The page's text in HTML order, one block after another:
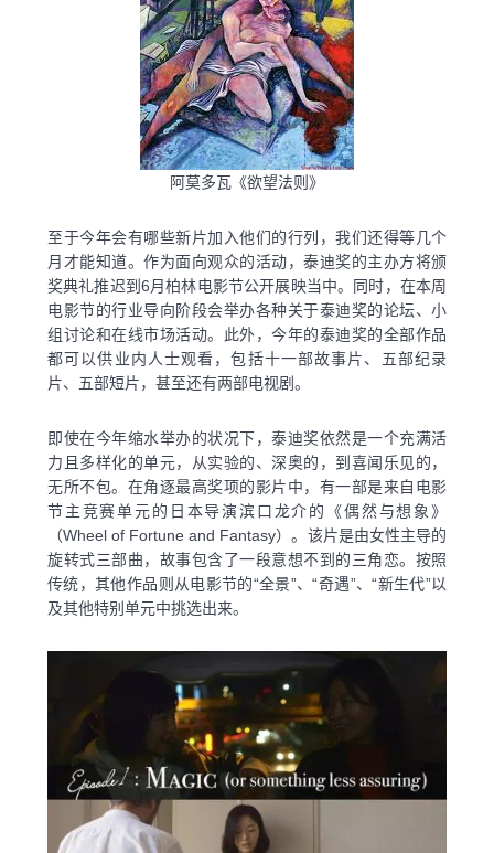
阿莫多瓦《欲望法则》
至于今年会有哪些新片加入他们的行列，我们还得等几个
月才能知道。作为面向观众的活动，泰迪奖的主办方将颁
奖典礼推迟到6月柏林电影节公开展映当中。同时，在本周
电影节的行业导向阶段会举办各种关于泰迪奖的论坛、小
组讨论和在线市场活动。此外，今年的泰迪奖的全部作品
都可以供业内人士观看，包括十一部故事片、五部纪录
片、五部短片，甚至还有两部电视剧。
即使在今年缩水举办的状况下，泰迪奖依然是一个充满活
力且多样化的单元，从实验的、深奥的，到喜闻乐见的，
无所不包。在角逐最高奖项的影片中，有一部是来自电影
节主竞赛单元的日本导演滨口龙介的《偶然与想象》
（Wheel of Fortune and Fantasy）。该片是由女性主导的
旋转式三部曲，故事包含了一段意想不到的三角恋。按照
传统，其他作品则从电影节的“全景”、“奇遇”、“新生代”以
及其他特别单元中挑选出来。